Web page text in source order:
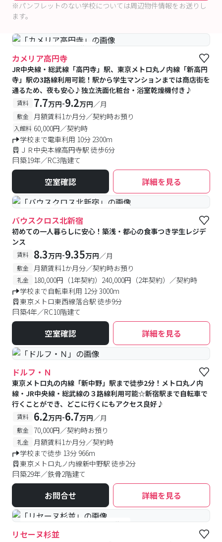
※パンフレットのない学校については周辺物件情報をお送りし
ます。
#予約受付中 #空室待ち
カメリア高円寺
JR中央線・総武線「高円寺」駅、東京メトロ丸ノ内線「新高円
寺」駅の3路線利用可能！駅から学生マンションまでは商店街を
通るため、夜も安心♪独立洗面化粧台・浴室乾燥機付き♪
賃料 7.7万円-9.2万円／月
敷金 月額賃料1か月分／契約時お預り
入館料 60,000円／契約時
学校まで電車利用 10分 2300m
ＪＲ中央本線高円寺駅 徒歩6分
築19年／RC3階建て
空室確認 詳細を見る
#食事付き #予約受付中 #空室待ち
バウスクロス北新宿
初めての一人暮らしに安心！築浅・都心の食事つき学生レジデ
ンス
賃料 8.3万円-9.35万円／月
敷金 月額賃料1か月分／契約時お預り
礼金
180,000円（1年契約）240,000円（2年契約）／契約時
学校まで自転車利用 12分 3000m
東京メトロ東西線落合駅 徒歩9分
築4年／RC10階建て
空室確認 詳細を見る
ドルフ・Ｎ
東京メトロ丸の内線「新中野」駅まで徒歩2分！メトロ丸ノ内
線・JR中央線・総武線の３路線利用可能☆新宿駅まで自転車で
行くことができ、どこに行くにもアクセス良好♪
賃料 6.2万円-6.7万円／月
敷金 70,000円／契約時お預り
礼金
月額賃料1か月分／契約時
学校まで徒歩 13分 966m
東京メトロ丸ノ内線新中野駅 徒歩2分
築29年／鉄骨2階建て
お問合せ 詳細を見る
#女性専用 #予約受付中 #空室待ち
リセーヌ杉並